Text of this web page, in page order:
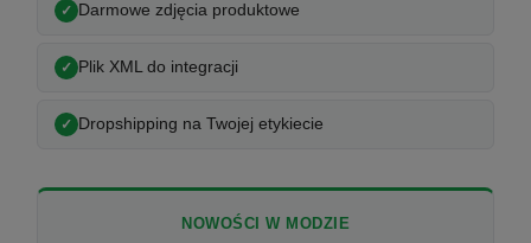
Darmowe zdjęcia produktowe
Plik XML do integracji
Dropshipping na Twojej etykiecie
NOWOŚCI W MODZIE